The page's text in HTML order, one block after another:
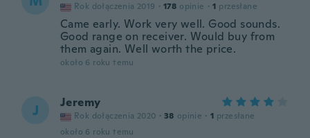
Rok dołączenia 2019 · 178 opinie · 1 przesłane
Came early. Work very well. Good sounds.
Good range on receiver. Would buy from
them again. Well worth the price.
około 6 roku temu
J Jeremy
Rok dołączenia 2020 · 38 opinie · 1 przesłane
około 6 roku temu